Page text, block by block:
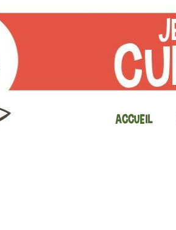
Accueil